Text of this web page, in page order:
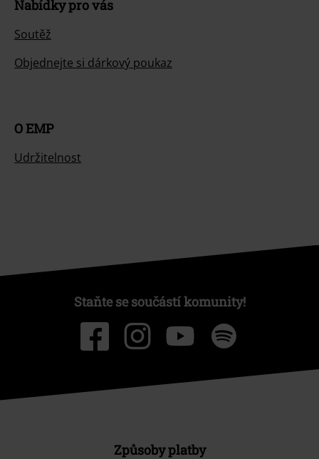
Nabídky pro vás
Soutěž
Objednejte si dárkový poukaz
O EMP
Udržitelnost
Staňte se součástí komunity!
Způsoby platby